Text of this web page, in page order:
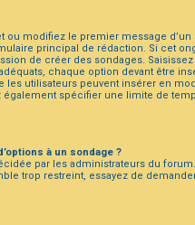
ou modifiez le premier message d’un
principal de rédaction. Si cet
de créer des sondages.
chaque option devant être
les utilisateurs peuvent insérer en
également spécifier une limite de
à un sondage ?
par les administrateurs du
trop restreint, essayez de